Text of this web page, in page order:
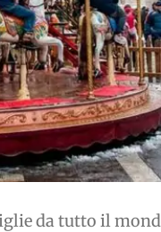
da tutto il